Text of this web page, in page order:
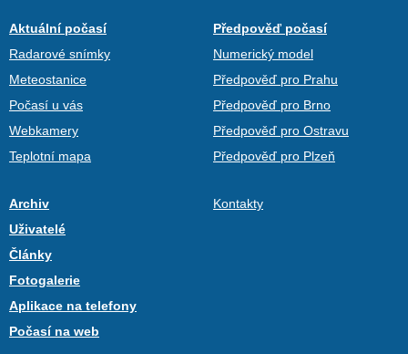
Aktuální počasí
Radarové snímky
Meteostanice
Počasí u vás
Webkamery
Teplotní mapa
Předpověď počasí
Numerický model
Předpověď pro Prahu
Předpověď pro Brno
Předpověď pro Ostravu
Předpověď pro Plzeň
Archiv
Uživatelé
Články
Fotogalerie
Aplikace na telefony
Počasí na web
Kontakty